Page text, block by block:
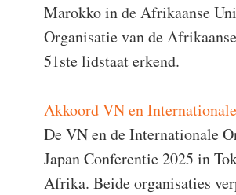
Marokko in de Afrikaanse
Organisatie van de
51ste lidstaat erkend.
Akkoord VN en
De VN en de Internationale
Japan Conferentie 2025 in
Afrika. Beide organisaties